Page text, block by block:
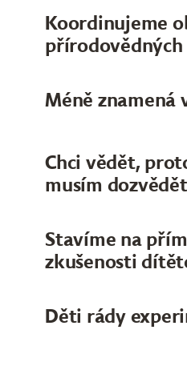
Koordinujeme
Méně znamená
Chci vědět,
musím dozvědět
Stavíme na
zkušenosti
Děti rády